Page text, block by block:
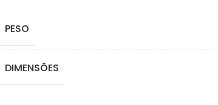
PESO
DIMENSÕES